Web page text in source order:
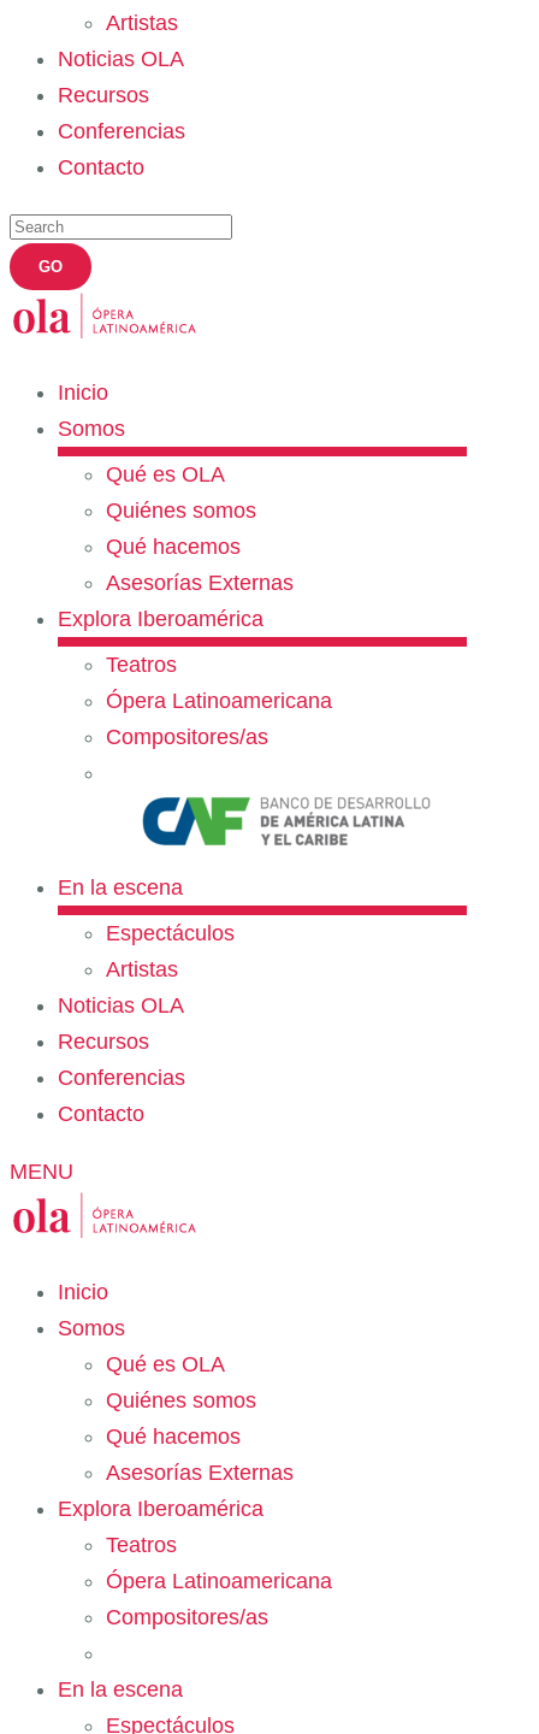
Artistas
Noticias OLA
Recursos
Conferencias
Contacto
Inicio
Somos
Qué es OLA
Quiénes somos
Qué hacemos
Asesorías Externas
Explora Iberoamérica
Teatros
Ópera Latinoamericana
Compositores/as
En la escena
Espectáculos
Artistas
Noticias OLA
Recursos
Conferencias
Contacto
MENU
Inicio
Somos
Qué es OLA
Quiénes somos
Qué hacemos
Asesorías Externas
Explora Iberoamérica
Teatros
Ópera Latinoamericana
Compositores/as
En la escena
Espectáculos